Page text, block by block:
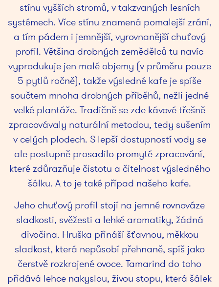
stínu vyšších stromů, v takzvaných lesních
systémech. Více stínu znamená pomalejší zrání,
a tím pádem i jemnější, vyrovnanější chuťový
profil. Většina drobných zemědělců tu navíc
vyprodukuje jen malé objemy (v průměru pouze
5 pytlů ročně), takže výsledné kafe je spíše
součtem mnoha drobných příběhů, nežli jedné
velké plantáže. Tradičně se zde kávové třešně
zpracovávaly naturální metodou, tedy sušením
v celých plodech. S lepší dostupností vody se
ale postupně prosadilo promyté zpracování,
které zdůrazňuje čistotu a čitelnost výsledného
šálku. A to je také případ našeho kafe.
Jeho chuťový profil stojí na jemné rovnováze
sladkosti, svěžesti a lehké aromatiky, žádná
divočina. Hruška přináší šťavnou, měkkou
sladkost, která nepůsobí přehnaně, spíš jako
čerstvě rozkrojené ovoce. Tamarind do toho
přidává lehce nakyslou, živou stopu, která šálek